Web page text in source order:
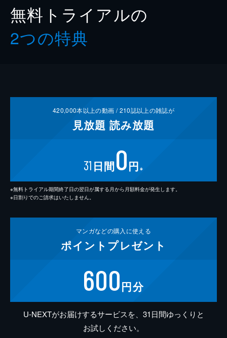
無料トライアルの
2つの特典
420,000本以上の動画 /210誌以上の雑誌が
見放題 読み放題
31 日間0円 ※
※無料トライアル期間終了日の翌日が属する月から月額料金が発生します。
※日割りでのご請求はいたしません。
マンガなどの購入に使える
ポイント プレゼント
600円分
U-NEXTがお届けするサービスを、31日間ゆっくりと
お試しください。